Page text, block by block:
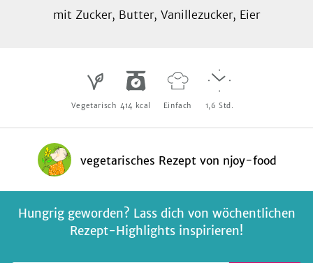
mit Zucker, Butter, Vanillezucker, Eier
Vegetarisch 414 kcal Einfach 1,6 Std.
vegetarisches Rezeptvon njoy-food
Hungrig geworden? Lass dich von wöchentlichen
Rezept-Highlights inspirieren!